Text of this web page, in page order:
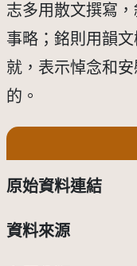
志多用散文撰寫
事略；銘則用韻
就，表示悼念和
的。
原始資料連結
資料來源